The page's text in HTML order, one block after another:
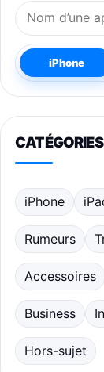
Nom de
iPhone
CATÉGORIES
iPhone
Rumeurs
Accessoires
Business
Hors-sujet